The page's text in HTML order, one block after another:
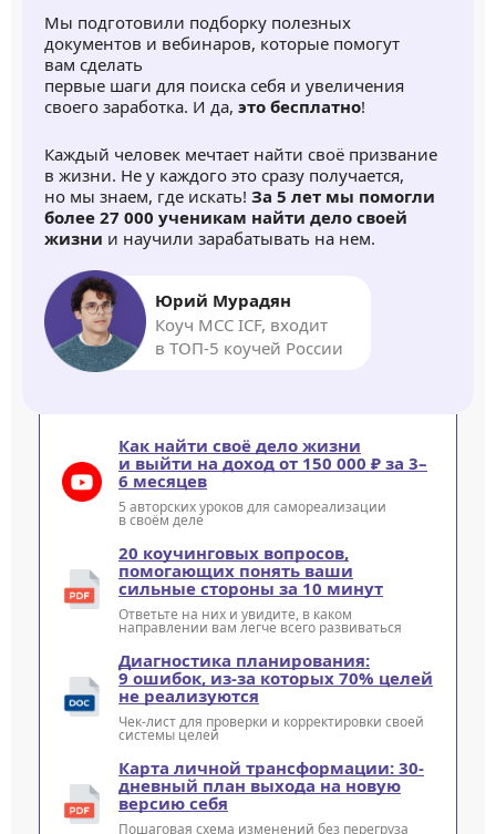
Мы подготовили подборку полезных
документов и вебинаров, которые помогут
вам сделать
первые шаги для поиска себя и увеличения
своего заработка. И да, это бесплатно!
Каждый человек мечтает найти своё призвание
в жизни. Не у каждого это сразу получается,
но мы знаем, где искать! За 5 лет мы помогли
более 27 000 ученикам найти дело своей
жизни и научили зарабатывать на нем.
Юрий Мурадян
Коуч MCC ICF, входит
в ТОП-5 коучей России
Как найти своё дело жизни
и выйти на доход от 150 000 ₽ за 3–
6 месяцев
5 авторских уроков для самореализации
в своём деле
20 коучинговых вопросов,
помогающих понять ваши
сильные стороны за 10 минут
Ответьте на них и увидите, в каком
направлении вам легче всего развиваться
Диагностика планирования:
9 ошибок, из-за которых 70% целей
не реализуются
Чек-лист для проверки и корректировки своей
системы целей
Карта личной трансформации: 30-
дневный план выхода на новую
версию себя
Пошаговая схема изменений без перегруза